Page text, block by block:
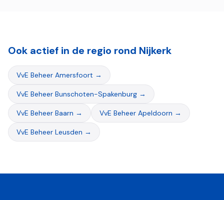
Ook actief in de regio rond Nijkerk
VvE Beheer Amersfoort →
VvE Beheer Bunschoten-Spakenburg →
VvE Beheer Baarn → VvE Beheer Apeldoorn →
VvE Beheer Leusden →